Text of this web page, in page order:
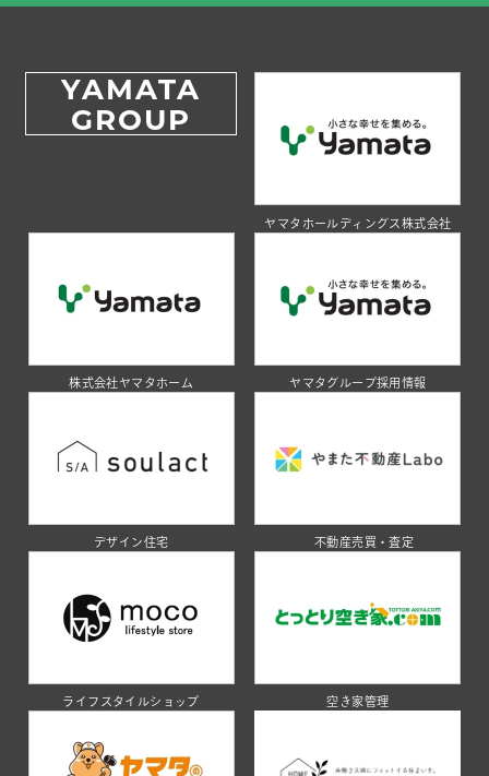
YAMATA
GROUP
ヤマタホールディングス株式会社
株式会社ヤマタホーム ヤマタグループ採用情報
デザイン住宅 不動産売買・査定
ライフスタイルショップ 空き家管理